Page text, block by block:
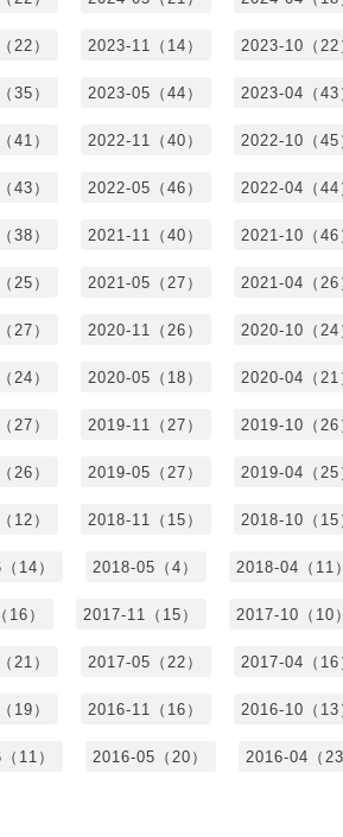
22） 2023-11（14） 2023-10（22
35） 2023-05（44） 2023-04（43
41） 2022-11（40） 2022-10（45
43） 2022-05（46） 2022-04（44
38） 2021-11（40） 2021-10（46
25） 2021-05（27） 2021-04（26
27） 2020-11（26） 2020-10（24
24） 2020-05（18） 2020-04（21
27） 2019-11（27） 2019-10（26
26） 2019-05（27） 2019-04（25
12） 2018-11（15） 2018-10（15
14） 2018-05（4） 2018-04（11
16） 2017-11（15） 2017-10（10
21） 2017-05（22） 2017-04（16
19） 2016-11（16） 2016-10（13
11） 2016-05（20） 2016-04（